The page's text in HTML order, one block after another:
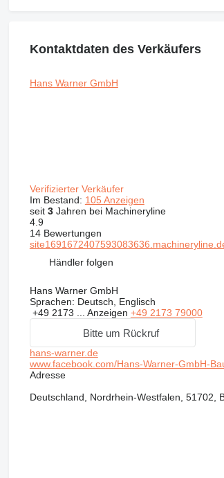
Kontaktdaten des Verkäufers
Hans Warner GmbH
Verifizierter Verkäufer
Im Bestand: 105 Anzeigen
seit 3Jahren bei Machineryline
4.9
14 Bewertungen
Händler folgen
Hans Warner GmbH
Sprachen: Deutsch, Englisch
+49 2173 ... Anzeigen +49 2173 79000
Bitte um Rückruf
hans-warner.de
www.facebook.com/Hans-Warner-GmbH-
Adresse
Deutschland, Nordrhein-Westfalen, 51702,